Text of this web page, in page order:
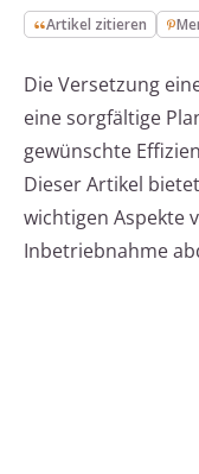
Artikel zitieren
Die Versetzung
eine sorgfältige
gewünschte
Dieser Artikel
wichtigen Aspekte
Inbetriebnahme